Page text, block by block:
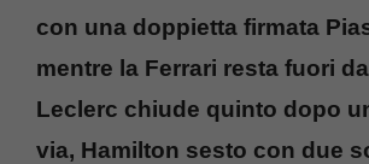
con una doppietta firmata
mentre la Ferrari resta fuori
Leclerc chiude quinto dopo
via, Hamilton sesto con due